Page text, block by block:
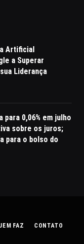
Artificial
a Superar
Liderança
para 0,06% em julho
sobre os juros;
para o bolso do
FAZ CONTATO